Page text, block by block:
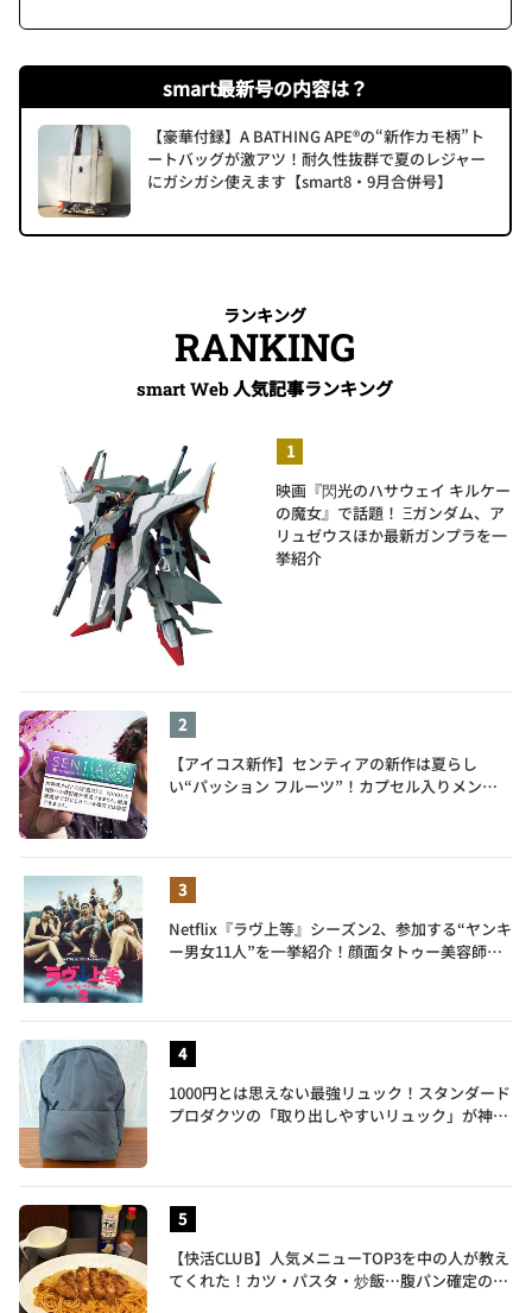
smart最新号の内容は？
【豪華付録】A BATHING APE®の“新作カモ柄”ト
ートバッグが激アツ！耐久性抜群で夏のレジャー
にガシガシ使えます【smart8・9月合併号】
ランキング
RANKING
smart Web人気記事ランキング
映画『閃光のハサウェイ キルケー
の魔女』で話題！ Ξガンダム、ア
リュゼウスほか最新ガンプラを一
挙紹介
【アイコス新作】センティアの新作は夏らし
い“パッション フルーツ”！カプセル入りメンソ
Netflix『ラヴ上等』シーズン2、参加する“ヤンキ
ー男女11人”を一挙紹介！顔面タトゥー美容師、
1000円とは思えない最強リュック！スタンダード
プロダクツの「取り出しやすいリュック」が神す
【快活CLUB】人気メニューTOP3を中の人が教え
てくれた！カツ・パスタ・炒飯…腹パン確定のガ